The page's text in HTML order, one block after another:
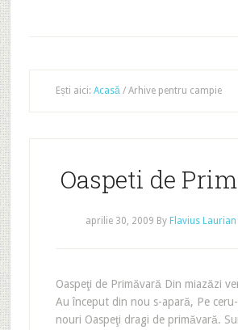
Ești aici: Acasă /Arhive pentru campie
Oaspeti de
aprilie 30, 2009 By Flavius
Oaspeţi de Primăvară Din miazăzi
Au început din nou s-apară, Pe
nouri Oaspeţi dragi de primăvară.